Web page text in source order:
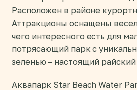
Расположен в районе
Аттракционы оснащены
чего интересного есть для
потрясающий парк с
зеленью – настоящий райский
Аквапарк Star Beach Water